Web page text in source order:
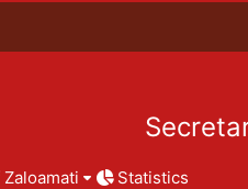
Statistics